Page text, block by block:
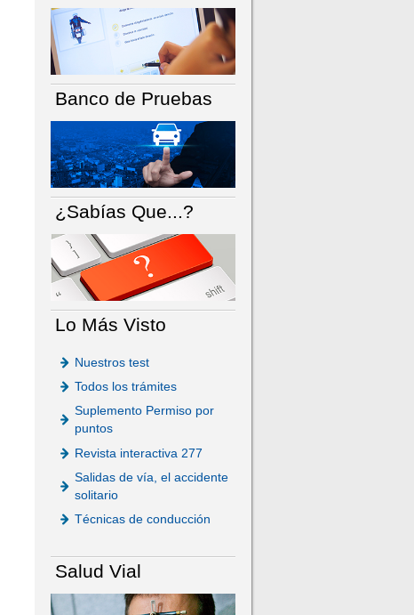
Banco de Pruebas
¿Sabías Que...?
Lo Más Visto
Nuestros test
Todos los trámites
Suplemento Permiso por
puntos
Revista interactiva 277
Salidas de vía, el accidente
solitario
Técnicas de conducción
Salud Vial